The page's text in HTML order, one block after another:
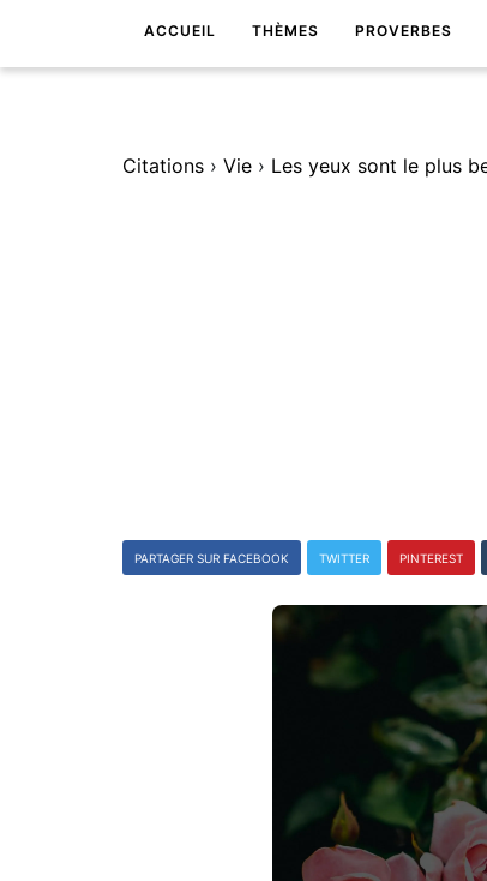
ACCUEIL THÈMES PROVERBES
Citations › Vie ›
PARTAGER SUR FACEBOOK TWITTER PINTEREST